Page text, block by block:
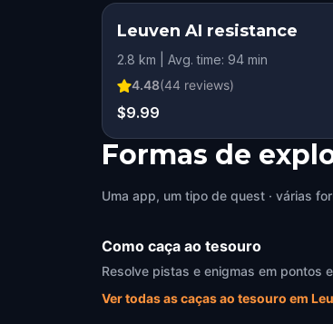
Leuven AI resistance
2.8 km | Avg. time: 94 min
4.48(44 reviews)
$9.99
Formas de
Uma app, um tipo de quest · várias
Como caça ao tesouro
Resolve pistas e enigmas em pontos
Ver todas as caças ao tesouro em